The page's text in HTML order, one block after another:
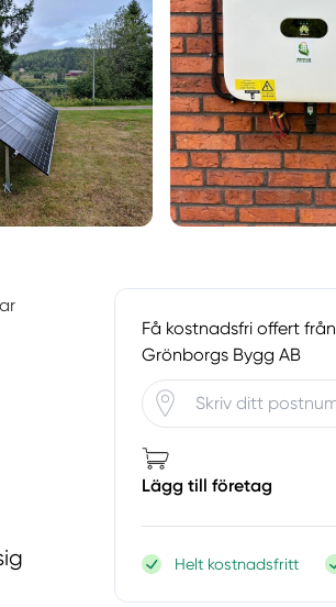
Få kostnadsfri offert från
Grönborgs Bygg AB
Lägg till företag
Helt kostnadsfritt